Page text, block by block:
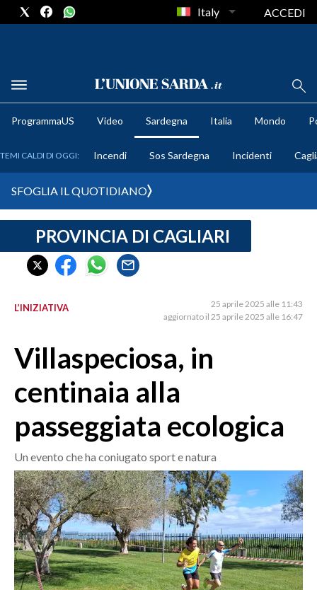
METEO
CRONACA SARDEGNA
CAGLIARI
SULCIS IGLESIENTE
SASSARI E PROVINCIA
GALLURA
OGLIASTRA
CRONACA
ITALIA
MONDO
POLITICA
Italy ACCEDI
ProgrammaUS Video Sardegna Italia Mondo
TEMI CALDI DI OGGI: Incendi Sos Sardegna Incidenti
SFOGLIA IL QUOTIDIANO
PROVINCIA DI CAGLIARI
L’INIZIATIVA
25 aprile 2025 alle 11:43
aggiornato il 25 aprile 2025 alle 16:47
Villaspeciosa, in
centinaia alla
passeggiata ecologica
Un evento che ha coniugato sport e natura